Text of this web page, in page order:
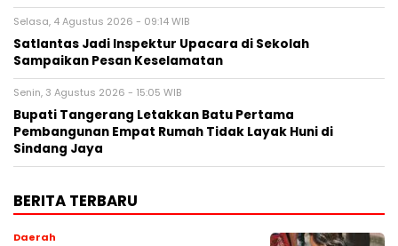
Selasa, 4 Agustus 2026 - 09:14 WIB
Satlantas Jadi Inspektur Upacara di Sekolah
Sampaikan Pesan Keselamatan
Senin, 3 Agustus 2026 - 15:05 WIB
Bupati Tangerang Letakkan Batu Pertama
Pembangunan Empat Rumah Tidak Layak Huni di
Sindang Jaya
BERITA TERBARU
Daerah